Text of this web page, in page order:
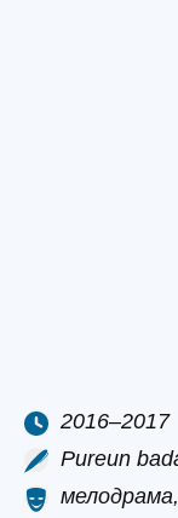
2016–2017
Pureun